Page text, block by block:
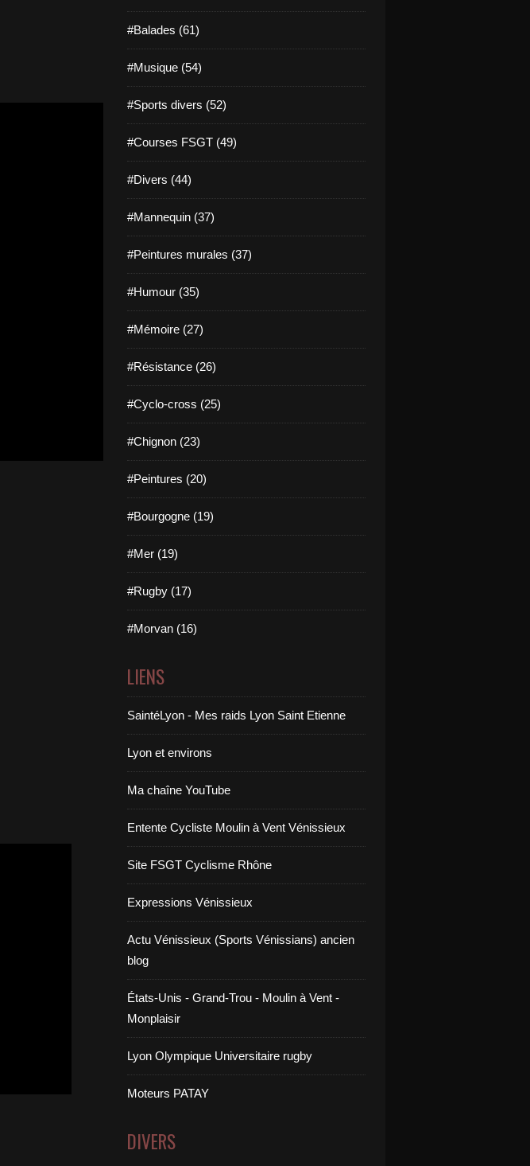
#Balades (61)
#Musique (54)
#Sports divers (52)
#Courses FSGT (49)
#Divers (44)
#Mannequin (37)
#Peintures murales (37)
#Humour (35)
#Mémoire (27)
#Résistance (26)
#Cyclo-cross (25)
#Chignon (23)
#Peintures (20)
#Bourgogne (19)
#Mer (19)
#Rugby (17)
#Morvan (16)
LIENS
SaintéLyon - Mes raids Lyon Saint Etienne
Lyon et environs
Ma chaîne YouTube
Entente Cycliste Moulin à Vent Vénissieux
Site FSGT Cyclisme Rhône
Expressions Vénissieux
Actu Vénissieux (Sports Vénissians) ancien
blog
États-Unis - Grand-Trou - Moulin à Vent -
Monplaisir
Lyon Olympique Universitaire rugby
Moteurs PATAY
DIVERS